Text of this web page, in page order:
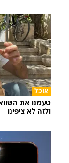
אוכל
טעמנו את
ולזה לא ציפינו